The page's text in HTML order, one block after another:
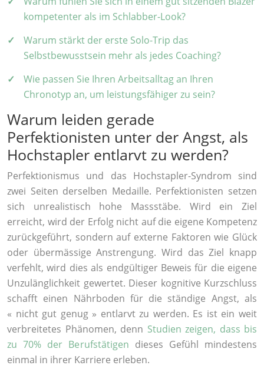
kompetenter als im Schlabber-Look?
Warum stärkt der erste Solo-Trip das
Selbstbewusstsein mehr als jedes Coaching?
Wie passen Sie Ihren Arbeitsalltag an Ihren
Chronotyp an, um leistungsfähiger zu sein?
Warum leiden gerade
Perfektionisten unter der Angst, als
Hochstapler entlarvt zu werden?
Perfektionismus und das Hochstapler-Syndrom sind
zwei Seiten derselben Medaille. Perfektionisten setzen
sich unrealistisch hohe Massstäbe. Wird ein Ziel
erreicht, wird der Erfolg nicht auf die eigene Kompetenz
zurückgeführt, sondern auf externe Faktoren wie Glück
oder übermässige Anstrengung. Wird das Ziel knapp
verfehlt, wird dies als endgültiger Beweis für die eigene
Unzulänglichkeit gewertet. Dieser kognitive Kurzschluss
schafft einen Nährboden für die ständige Angst, als
« nicht gut genug » entlarvt zu werden. Es ist ein weit
verbreitetes Phänomen, denn Studien zeigen, dass bis
zu 70% der Berufstätigen dieses Gefühl mindestens
einmal in ihrer Karriere erleben.